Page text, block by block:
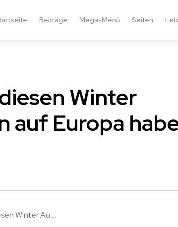
Beiträge Mega-Menü Seiten
Winter
auf Europa
Winter Au ...